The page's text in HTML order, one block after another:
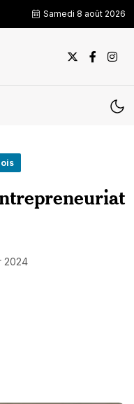
Samedi 8 août 2026
2024